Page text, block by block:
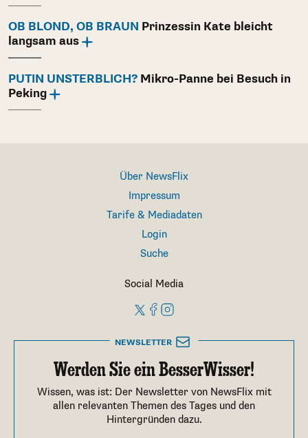
OB BLOND, OB BRAUN Prinzessin Kate bleicht
langsam aus
PUTIN UNSTERBLICH? Mikro-Panne bei Besuch in
Peking
Über NewsFlix
Impressum
Tarife & Mediadaten
Login
Suche
Social Media
NEWSLETTER
Werden Sie ein BesserWisser!
Wissen, was ist: Der Newsletter von NewsFlix mit
allen relevanten Themen des Tages und den
Hintergründen dazu.